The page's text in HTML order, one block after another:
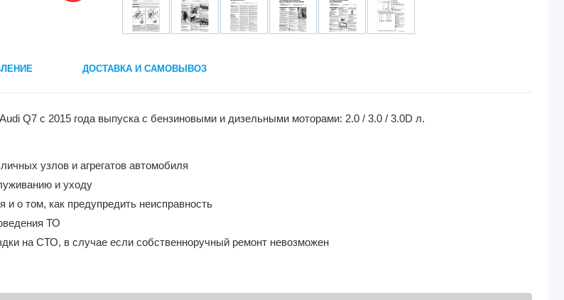
ДОСТАВКА И САМОВЫВОЗ
Q7 с 2015 года выпуска с бензиновыми и дизельными моторами: 2.0 / 3.0 / 3.0D л.
узлов и агрегатов автомобиля
и уходу
о том, как предупредить неисправность
ТО
на СТО, в случае если собственноручный ремонт невозможен